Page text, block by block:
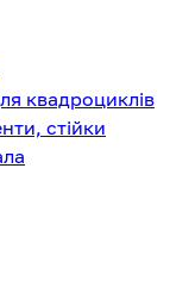
квадроциклів
стійки